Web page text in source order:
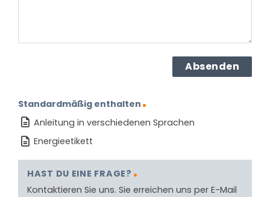
Standardmäßig enthalten
Anleitung in verschiedenen Sprachen
Energieetikett
HAST DU EINE FRAGE?
Kontaktieren Sie uns. Sie erreichen uns per E-Mail